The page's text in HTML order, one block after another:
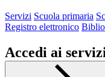
Servizi Scuola primaria
Registro elettronico
Accedi ai